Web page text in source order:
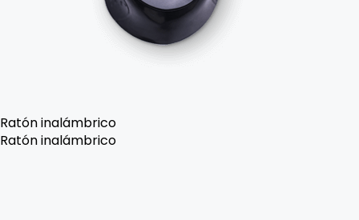
Ratón inalámbrico
Ratón inalámbrico